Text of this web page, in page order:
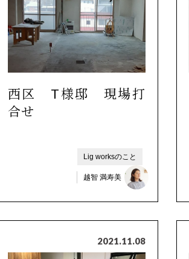
西区 T様邸 現場打
合せ
Lig worksのこと
越智 満寿美
2021.11.08